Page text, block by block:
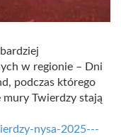
w regionie – Dni
podczas którego
mury Twierdzy stają
nysa-2025---